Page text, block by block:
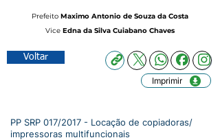
Prefeito Maximo Antonio de Souza da Costa
Vice Edna da Silva Cuiabano Chaves
Voltar
Imprimir
PP SRP 017/2017 - Locação de copiadoras/
impressoras multifuncionais